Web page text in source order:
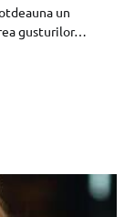
un
gusturilor…